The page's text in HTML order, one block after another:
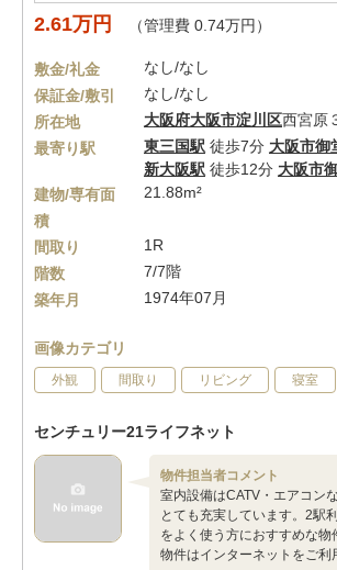
2.61万円 （管理費 0.74万円）
敷金/礼金
なし/なし
保証金/敷引
なし/なし
所在地
大阪府大阪市淀川区西宮原
最寄り駅
東三国駅 徒歩7分 大阪市御
新大阪駅 徒歩12分 大阪市
建物/専有面
積
21.88m²
間取り
1R
階数
7/7階
築年月
1974年07月
画像カテゴリ
外観 間取り リビング 寝室
センチュリー21ライフネット
物件担当者コメント
室内設備はCATV・エアコン
とても充実しています。2駅
をよく使う方におすすめな物
物件はインターネットをご利